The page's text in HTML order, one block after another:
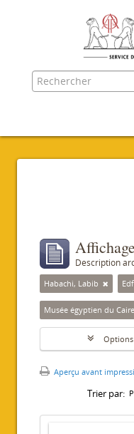
Description
Habachi, Labib
Musée égyptien du
Options
Aperçu avant
Trier par: